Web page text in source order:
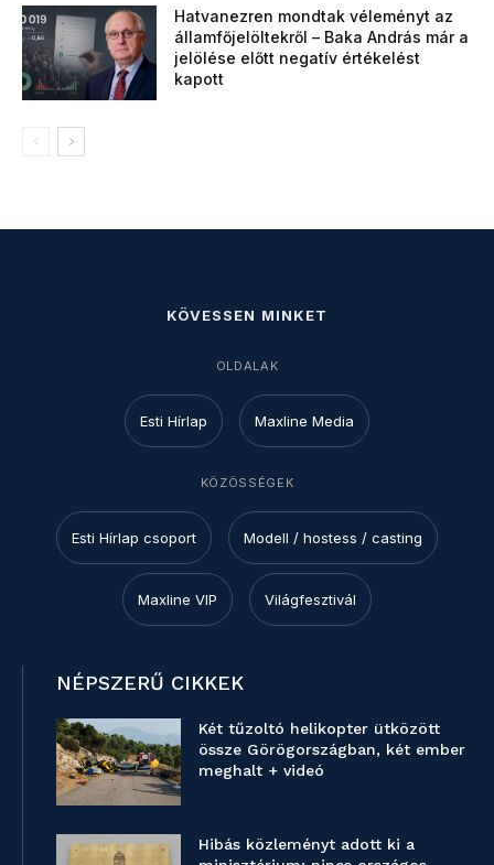
Hatvanezren mondtak véleményt az
államfőjelöltekről – Baka András már a
jelölése előtt negatív értékelést
kapott
KÖVESSEN MINKET
OLDALAK
Esti Hírlap Maxline Media
KÖZÖSSÉGEK
Esti Hírlap csoport Modell / hostess / casting
Maxline VIP Világfesztivál
NÉPSZERŰ CIKKEK
Két tűzoltó helikopter ütközött
össze Görögországban, két ember
meghalt + videó
Hibás közleményt adott ki a